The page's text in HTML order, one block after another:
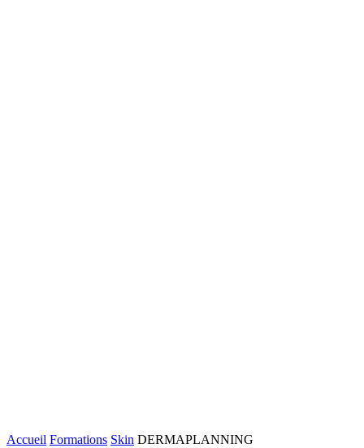
Accueil Formations Skin DERMAPLANNING